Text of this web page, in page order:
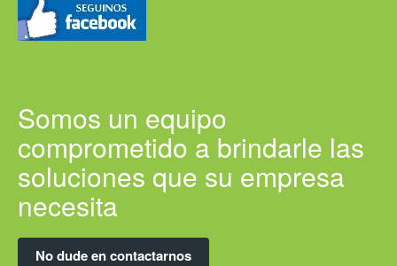
Somos un equipo
comprometido a brindarle las
soluciones que su empresa
necesita
No dude en contactarnos